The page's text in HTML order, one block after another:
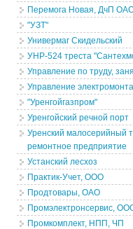
Перемога Новая, ДчП
"УЗТ"
Универмаг Скидельский
УНР-524 треста
Управление по труду,
Управление
"Уренгойгазпром"
Уренгойский речной порт
Уренский малосерийный
ремонтное предприятие
Устанский лесхоз
Практик-Учет, ООО
Продтовары, ОАО
Промэлектронсервис,
Промкомплект, НПП, ЧП